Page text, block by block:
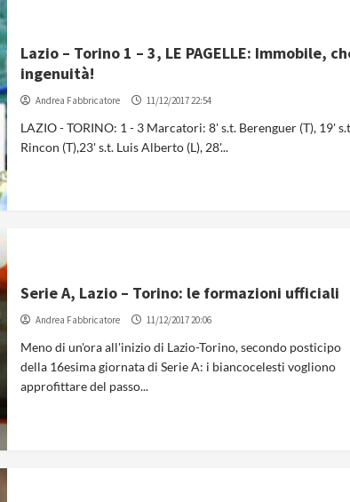
Lazio – Torino 1 – 3, LE PAGELLE: Immobile,
ingenuità!
Andrea Fabbricatore 11/12/2017 22:54
LAZIO - TORINO: 1 - 3 Marcatori: 8' s.t. Berenguer (T), 19'
Rincon (T),23' s.t. Luis Alberto (L), 28'...
Serie A, Lazio – Torino: le formazioni ufficiali
Andrea Fabbricatore 11/12/2017 20:06
Meno di un'ora all'inizio di Lazio-Torino, secondo posticipo
della 16esima giornata di Serie A: i biancocelesti vogliono
approfittare del passo...